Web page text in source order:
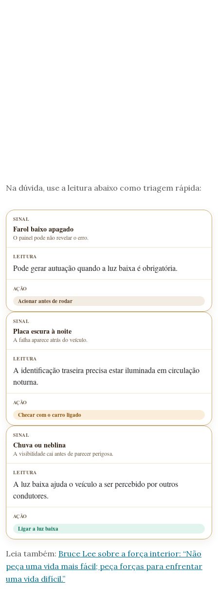
Na dúvida, use a leitura abaixo como triagem rápida:
Farol baixo apagado
O painel pode não revelar o erro.
Pode gerar autuação quando a luz baixa é obrigatória.
Acionar antes de rodar
Placa escura à noite
A falha aparece atrás do veículo.
A identificação traseira precisa estar iluminada em circulação
noturna.
Checar com o carro ligado
Chuva ou neblina
A visibilidade cai antes de parecer perigosa.
A luz baixa ajuda o veículo a ser percebido por outros
condutores.
Ligar a luz baixa
Leia também: Bruce Lee sobre a força interior: “Não
peça uma vida mais fácil; peça forças para enfrentar
uma vida difícil.”